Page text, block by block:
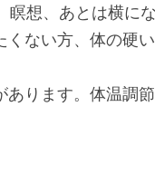
想、あとは横に
ない方、体の硬
ります。体温調